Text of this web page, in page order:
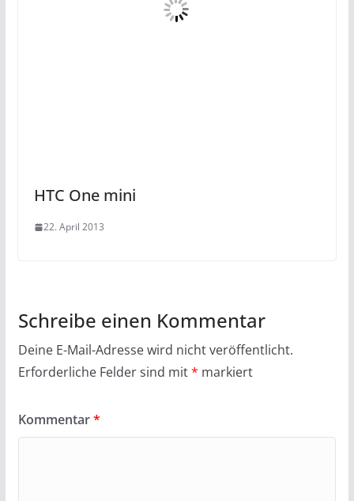
HTC One mini
22. April 2013
Schreibe einen Kommentar
Deine E-Mail-Adresse wird nicht veröffentlicht.
Erforderliche Felder sind mit* markiert
Kommentar*